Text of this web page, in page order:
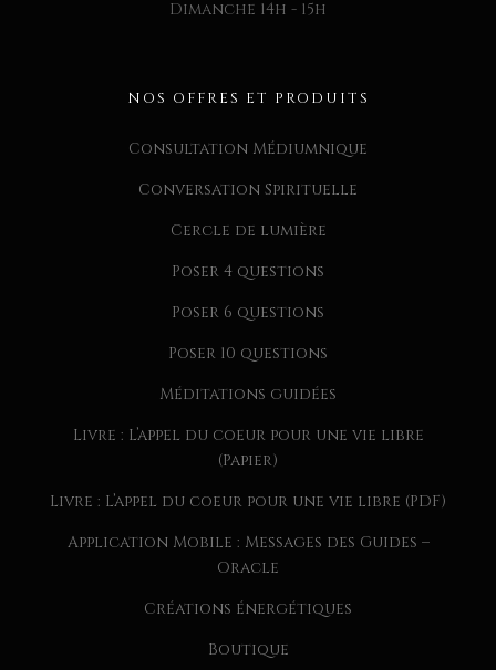
Dimanche 14h - 15h
NOS OFFRES ET PRODUITS
Consultation Médiumnique
Conversation Spirituelle
Cercle de lumière
Poser 4 questions
Poser 6 questions
Poser 10 questions
Méditations guidées
Livre : L’appel du coeur pour une vie libre
(Papier)
Livre : L’appel du coeur pour une vie libre (PDF)
Application Mobile : Messages des Guides –
Oracle
Créations énergétiques
Boutique